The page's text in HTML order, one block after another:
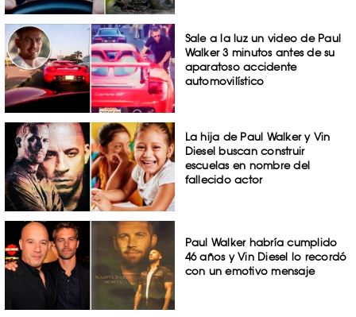
Sale a la luz un video de Paul
Walker 3 minutos antes de su
aparatoso accidente
automovilístico
La hija de Paul Walker y Vin
Diesel buscan construir
escuelas en nombre del
fallecido actor
Paul Walker habría cumplido
46 años y Vin Diesel lo recordó
con un emotivo mensaje